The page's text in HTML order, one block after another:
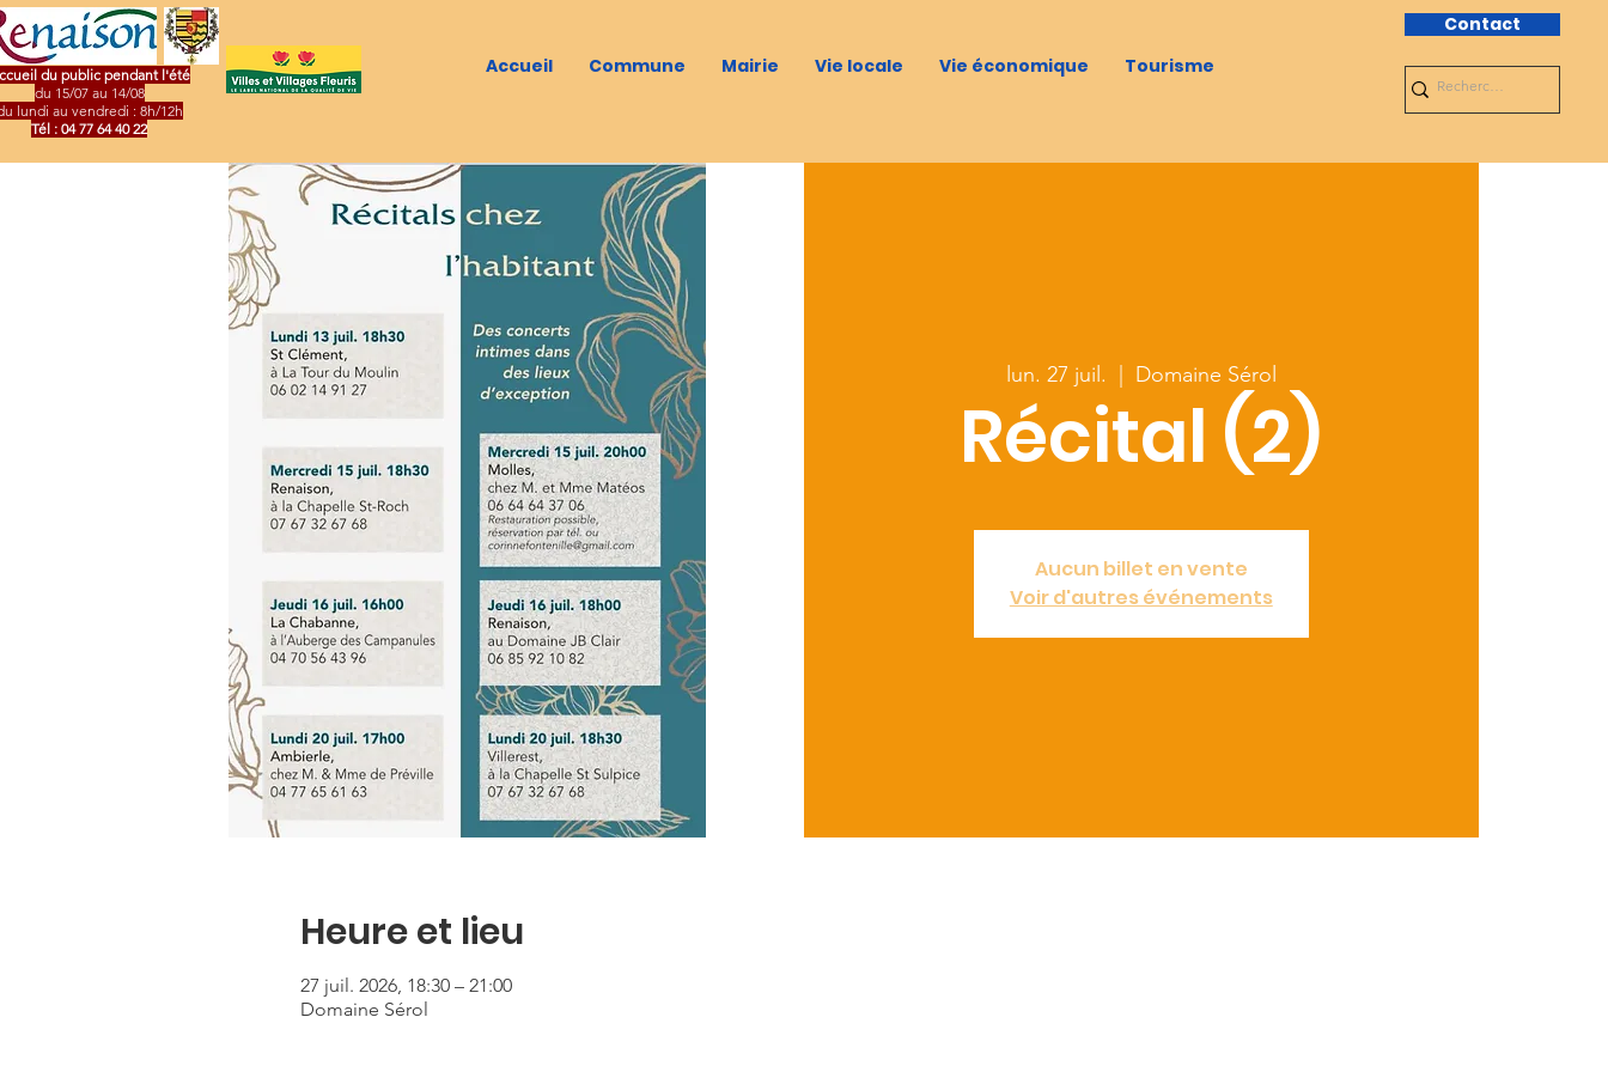
du public pendant l'été
du 15/07 au 14/08
lundi au vendredi : 8h/12h
Tél : 04 77 64 40 22
Accueil Commune Mairie Vie locale Vie économique Tourisme
Contact
lun. 27 juil. Domaine Sérol
Récital (2)
Aucun billet en vente
Voir d'autres événements
Heure et lieu
27 juil. 2026, 18:30 – 21:00
Domaine Sérol